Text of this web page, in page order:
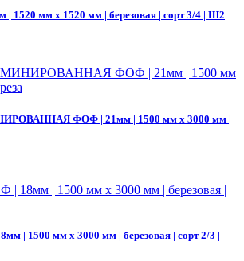
1520 мм х 1520 мм | березовая | сорт 3/4 | Ш2
ФОФ | 21мм | 1500 мм х 3000 мм |
| 1500 мм х 3000 мм | березовая | сорт 2/3 |